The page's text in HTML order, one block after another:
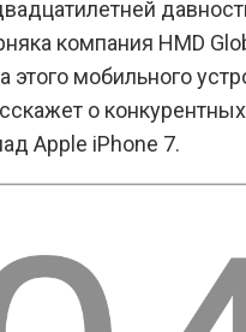
компания HMD
мобильного
о конкурентных
Apple iPhone 7.